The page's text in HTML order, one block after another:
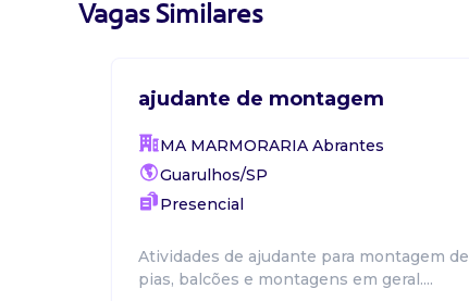
Vagas Similares
ajudante de montagem
MA MARMORARIA Abrantes
Guarulhos/SP
Presencial
Atividades de ajudante para montagem de
pias, balcões e montagens em geral....